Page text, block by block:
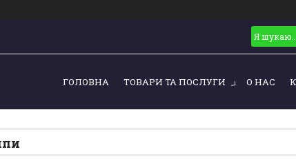
ГОЛОВНА ТОВАРИ ТА ПОСЛУГИ О НАС